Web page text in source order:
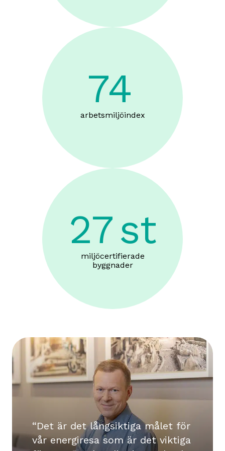
74
arbetsmiljöindex
27st
miljöcertifierade
byggnader
Det är det långsiktiga målet för
vår energiresa som är det viktiga